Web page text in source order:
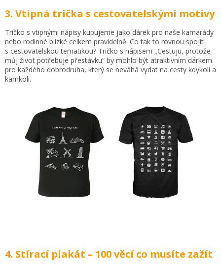
3. Vtipná trička s cestovatelskými motivy
Tričko s vtipnými nápisy kupujeme jako dárek pro naše kamarády
nebo rodinné blízké celkem pravidelně. Co tak to rovnou spojit
s cestovatelskou tematikou? Tričko s nápisem „Cestuju, protože
můj život potřebuje přestávku“ by mohlo být atraktivním dárkem
pro každého dobrodruha, který se neváhá vydat na cesty kdykoli a
kamkoli.
4. Stírací plakát – 100 věcí co musíte zažít